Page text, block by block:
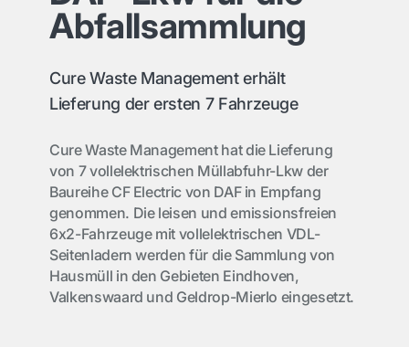
Abfallsammlung
Cure Waste Management erhält
Lieferung der ersten 7 Fahrzeuge
Cure Waste Management hat die Lieferung
von 7 vollelektrischen Müllabfuhr-Lkw der
Baureihe CF Electric von DAF in Empfang
genommen. Die leisen und emissionsfreien
6x2-Fahrzeuge mit vollelektrischen VDL-
Seitenladern werden für die Sammlung von
Hausmüll in den Gebieten Eindhoven,
Valkenswaard und Geldrop-Mierlo eingesetzt.